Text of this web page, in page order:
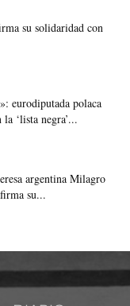
su solidaridad con
eurodiputada polaca
‘lista negra’...
argentina Milagro
su...